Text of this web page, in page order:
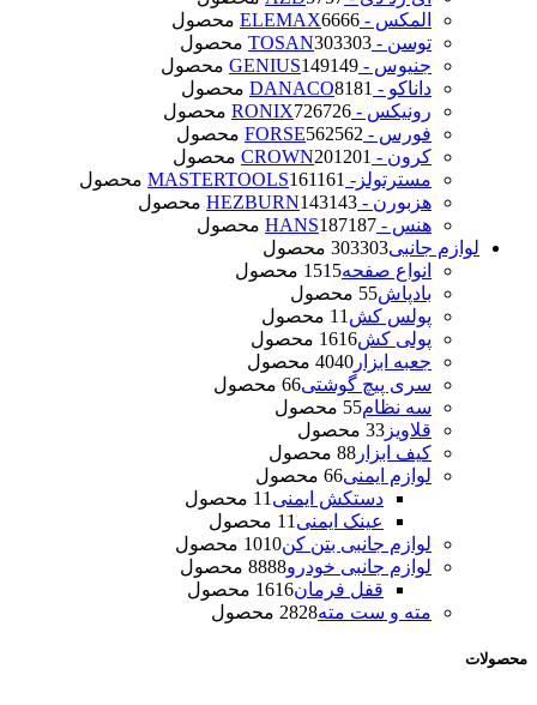
المکس - ELEMAX
6666 محصول
توسن - TOSAN
303303 محصول
جنیوس - GENIUS
149149 محصول
داناکو - DANACO
8181 محصول
رونیکس - RONIX
726726 محصول
فورس - FORSE
562562 محصول
کرون - CROWN
201 201 محصول
مسترتولز- MASTERTOOLS
161161 محصول
هزبورن - HEZBURN
143143 محصول
هنس - HANS
187187 محصول
لوازم جانبی
303303 محصول
انواع صفحه
1515 محصول
بادپاش 55 محصول
پولس کش
1 1 محصول
پولی کش
1616 محصول
جعبه ابزار
4040 محصول
سری پیچ گوشتی 66 محصول
سه نظام 55 محصول
قلاویز
33 محصول
کیف ابزار
88 محصول
لوازم ایمنی 66 محصول
دستکش ایمنی
1 1 محصول
عینک ایمنی
1 1 محصول
لوازم جانبی بتن کن
1010 محصول
لوازم جانبی خودرو
8888 محصول
قفل فرمان
1616 محصول
مته و ست مته
2828 محصول
محصولات